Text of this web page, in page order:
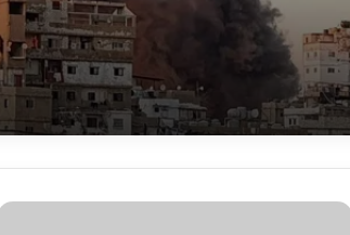
21-10-1447هـ 9-4-2026م
جيش الاحتلال الإسرائيلي يواصل غاراته على
توقف حركة مرور ناقلات النفط عبر مضيق